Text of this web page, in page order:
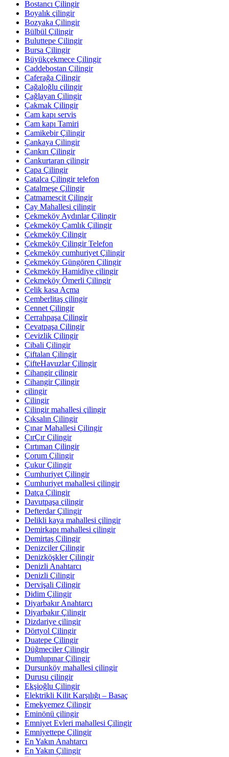
Bostancı Çilingir
Boyalık çilingir
Bozyaka Çilingir
Bülbül Çilingir
Buluttepe Çilingir
Bursa Çilingir
Büyükçekmece Çilingir
Caddebostan Çilingir
Caferağa Çilingir
Cağaloğlu çilingir
Çağlayan Çilingir
Çakmak Çilingir
Cam kapı servis
Cam kapı Tamiri
Camikebir Çilingir
Çankaya Çilingir
Çankırı Çilingir
Cankurtaran çilingir
Çapa Çilingir
Çatalca Çilingir telefon
Çatalmeşe Çilingir
Çatmamescit Çilingir
Çay Mahallesi çilingir
Çekmeköy Aydınlar Çilingir
Çekmeköy Çamlık Çilingir
Çekmeköy Çilingir
Çekmeköy Çilingir Telefon
Çekmeköy cumhuriyet Çilingir
Çekmeköy Güngören Çilingir
Çekmeköy Hamidiye çilingir
Çekmeköy Ömerli Çilingir
Çelik kasa Açma
Çemberlitaş çilingir
Cennet Çilingir
Cerrahpaşa Çilingir
Cevatpaşa Çilingir
Cevizlik Çilingir
Cibali Çilingir
Çiftalan Çilingir
ÇifteHavuzlar Çilingir
Cihangir çilingir
Cihangir Çilingir
çilingir
Çilingir
Çilingir mahallesi çilingir
Çıksalın Çilingir
Çınar Mahallesi Çilingir
ÇırÇır Çilingir
Cırtıman Çilingir
Çorum Çilingir
Çukur Çilingir
Cumhuriyet Çilingir
Cumhuriyet mahallesi çilingir
Datça Çilingir
Davutpaşa çilingir
Defterdar Çilingir
Delikli kaya mahallesi çilingir
Demirkapı mahallesi çilingir
Demirtaş Çilingir
Denizciler Çilingir
Denizköşkler Çilingir
Denizli Anahtarcı
Denizli Çilingir
Dervişali Çilingir
Didim Çilingir
Diyarbakır Anahtarcı
Diyarbakır Çilingir
Dizdariye çilingir
Dörtyol Çilingir
Duatepe Çilingir
Düğmeciler Çilingir
Dumlupınar Çilingir
Dursunköy mahallesi çilingir
Durusu çilingir
Ekşioğlu Çilingir
Elektrikli Kilit Karşılığı – Basaç
Emekyemez Çilingir
Eminönü çilingir
Emniyet Evleri mahallesi Çilingir
Emniyettepe Çilingir
En Yakın Anahtarcı
En Yakın Çilingir